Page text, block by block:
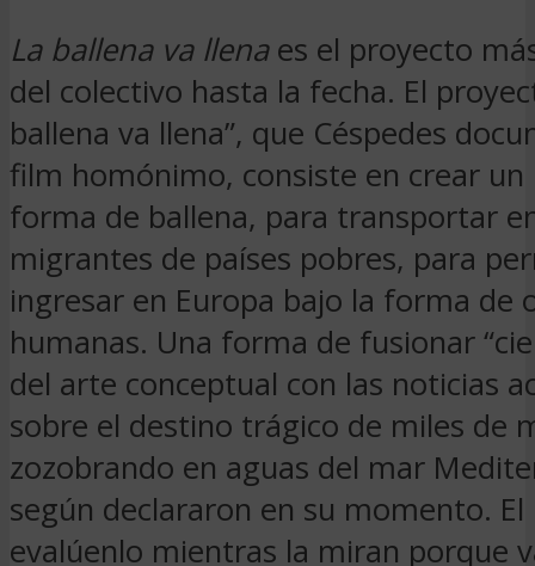
La ballena va llenaes el proyecto
del colectivo hasta la fecha. El
ballena va llena”, que Céspedes
film homónimo, consiste en crear un
forma de ballena, para transportar
migrantes de países pobres, para
ingresar en Europa bajo la forma de
humanas. Una forma de fusionar
del arte conceptual con las noticias
sobre el destino trágico de miles de
zozobrando en aguas del mar
según declararon en su momento.
evalúenlo mientras la miran porque